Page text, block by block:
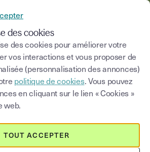
leur expérience
àYoutrustpour sécuriser et
Découvrez comment notre
l'expérience de leurs utilisateurs
finaux.
des cookies
des cookies pour améliorer votre
vos interactions et vous proposer de
(personnalisation des annonces)
politique de cookies. Vous pouvez
en cliquant sur le lien « Cookies »
web.
TOUT ACCEPTER